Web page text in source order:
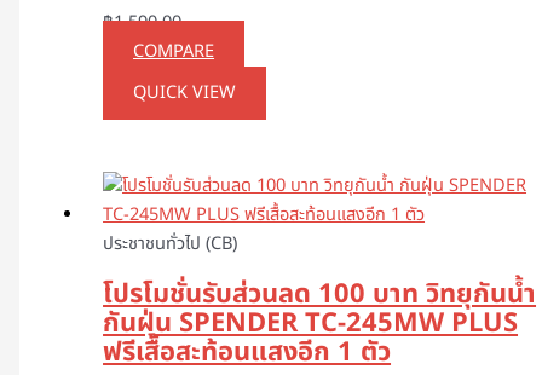
฿1,590.00
COMPARE
QUICK VIEW
ประชาชนทั่วไป (CB)
โปรโมชั่นรับส่วนลด 100 บาท วิทยุกันน้ำ
กันฝุ่น SPENDER TC-245MW PLUS
ฟรีเสื้อสะท้อนแสงอีก 1 ตัว